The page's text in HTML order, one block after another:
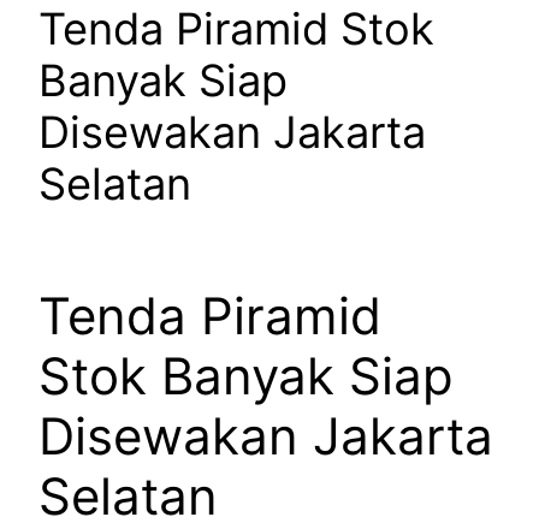
Tenda Piramid Stok
Banyak Siap
Disewakan Jakarta
Selatan
Tenda Piramid
Stok Banyak Siap
Disewakan Jakarta
Selatan